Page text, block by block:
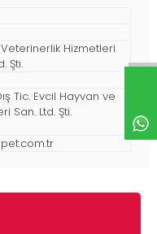
Hizmetleri
Şti.
Tic. Evcil Hayvan ve
San. Ltd. Şti.